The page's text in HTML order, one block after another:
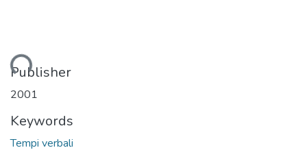
Loading...
Publisher
2001
Keywords
Tempi verbali